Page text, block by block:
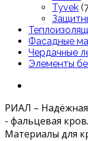
Tyvek
Фасадные
Чердачные
Элементы
РИАЛ – Надёжная
- фальцевая
Материалы для